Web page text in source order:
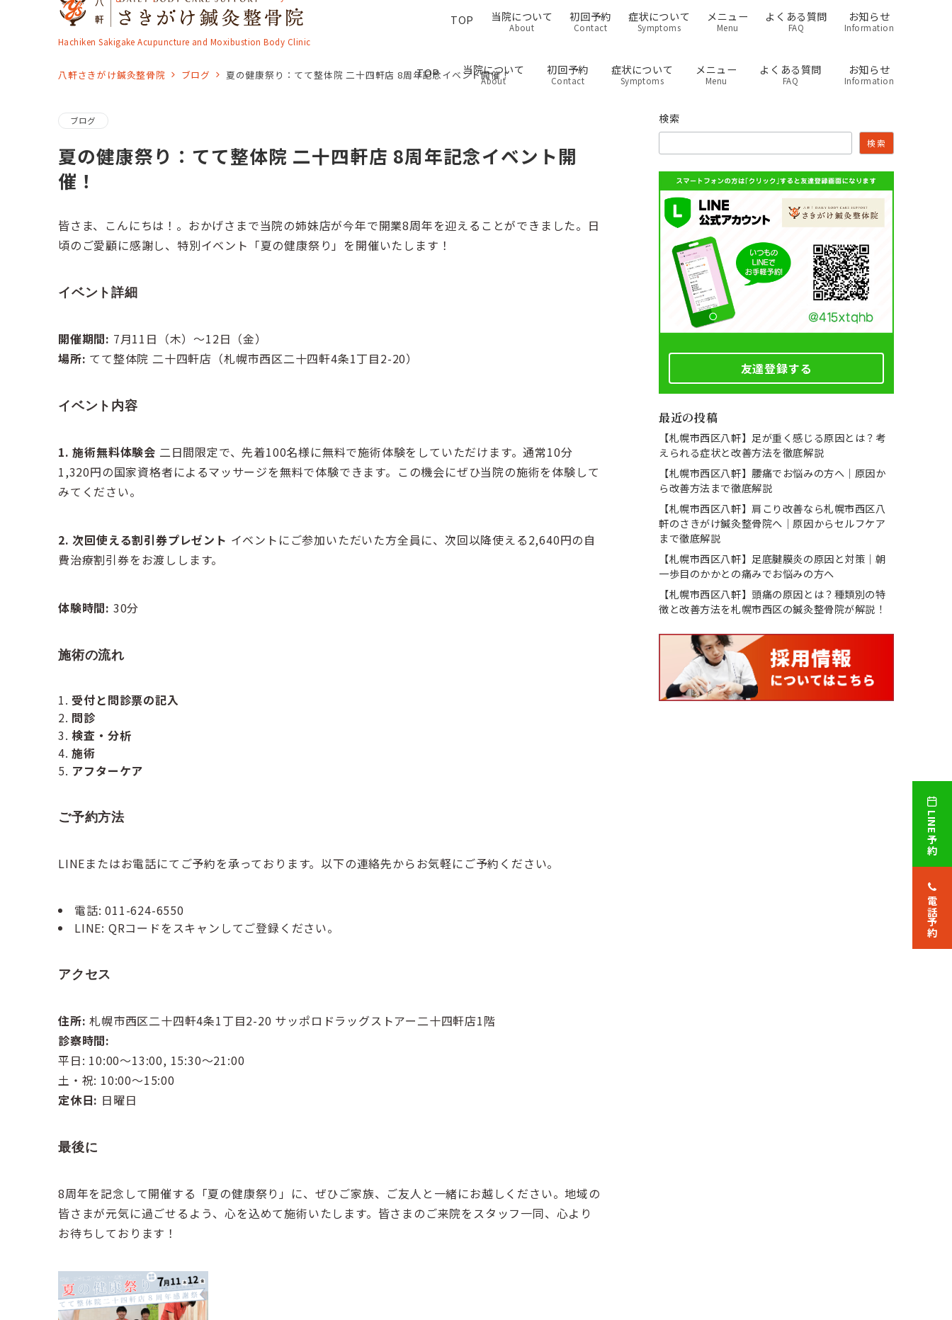
Hachiken Sakigake Acupuncture and Moxibustion Body Clinic
TOP 当院について
About
初回予約
Contact
症状について
Symptoms
メニュー
Menu
よくある質問
FAQ
お知らせ
Information
TOP 当院について
About
初回予約
Contact
症状について
Symptoms
メニュー
Menu
よくある質問
FAQ
お知らせ
Information
八軒さきがけ鍼灸整骨院 ブログ 夏の健康祭り：てて整体院 二十四軒店 8周年記念イベント開催！
ブログ
夏の健康祭り：てて整体院 二十四軒店 8周年記念イベント開
催！
皆さま、こんにちは！。おかげさまで当院の姉妹店が今年で開業8周年を迎えることができました。日
頃のご愛顧に感謝し、特別イベント「夏の健康祭り」を開催いたします！
イベント詳細
開催期間: 7月11日（木）～12日（金）
場所: てて整体院 二十四軒店（札幌市西区二十四軒4条1丁目2-20）
イベント内容
1. 施術無料体験会 二日間限定で、先着100名様に無料で施術体験をしていただけます。通常10分
1,320円の国家資格者によるマッサージを無料で体験できます。この機会にぜひ当院の施術を体験して
みてください。
2. 次回使える割引券プレゼント イベントにご参加いただいた方全員に、次回以降使える2,640円の自
費治療割引券をお渡しします。
体験時間: 30分
施術の流れ
受付と問診票の記入
問診
検査・分析
施術
アフターケア
ご予約方法
LINEまたはお電話にてご予約を承っております。以下の連絡先からお気軽にご予約ください。
電話: 011-624-6550
LINE: QRコードをスキャンしてご登録ください。
アクセス
住所: 札幌市西区二十四軒4条1丁目2-20 サッポロドラッグストアー二十四軒店1階
診察時間:
平日: 10:00〜13:00, 15:30〜21:00
土・祝: 10:00〜15:00
定休日: 日曜日
最後に
8周年を記念して開催する「夏の健康祭り」に、ぜひご家族、ご友人と一緒にお越しください。地域の
皆さまが元気に過ごせるよう、心を込めて施術いたします。皆さまのご来院をスタッフ一同、心より
お待ちしております！
検索
検索
友達登録する
最近の投稿
【札幌市西区八軒】足が重く感じる原因とは？考
えられる症状と改善方法を徹底解説
【札幌市西区八軒】腰痛でお悩みの方へ｜原因か
ら改善方法まで徹底解説
【札幌市西区八軒】肩こり改善なら札幌市西区八
軒のさきがけ鍼灸整骨院へ｜原因からセルフケア
まで徹底解説
【札幌市西区八軒】足底腱膜炎の原因と対策｜朝
一歩目のかかとの痛みでお悩みの方へ
【札幌市西区八軒】頭痛の原因とは？種類別の特
徴と改善方法を札幌市西区の鍼灸整骨院が解説！
LINE予約
電話予約